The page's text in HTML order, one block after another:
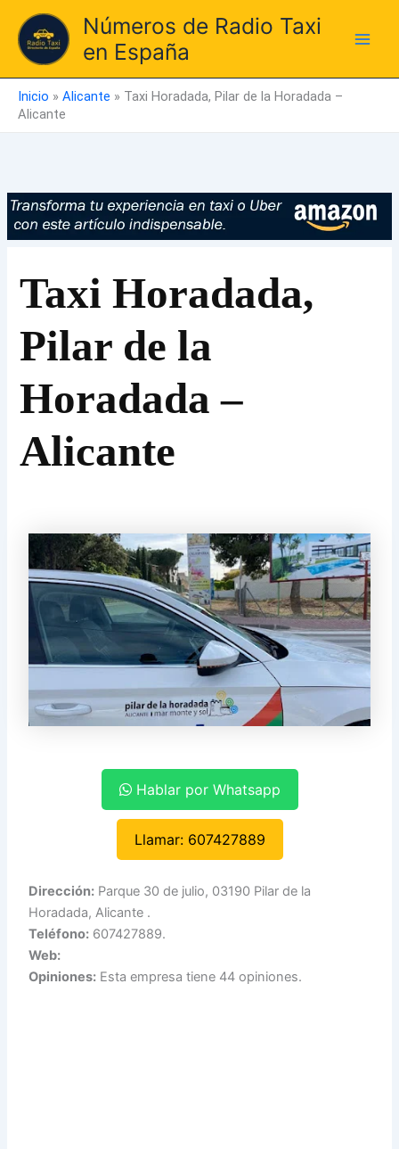
contenido
Números de Radio Taxi
en España
Inicio » Alicante » Taxi Horadada, Pilar de la Horadada –
Alicante
Taxi Horadada,
Pilar de la
Horadada –
Alicante
Hablar por Whatsapp
Llamar: 607427889
Dirección: Parque 30 de julio, 03190 Pilar de la
Horadada, Alicante .
Teléfono: 607427889.
Web:
Opiniones: Esta empresa tiene 44 opiniones.